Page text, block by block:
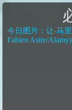
今日图片：让-马
Fabien Astre/Alamy)